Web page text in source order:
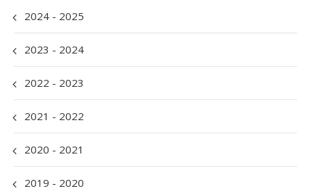
2024 - 2025
2023 - 2024
2022 - 2023
2021 - 2022
2020 - 2021
2019 - 2020